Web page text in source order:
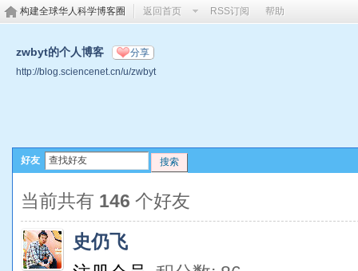
构建全球华人科学博客圈 返回首页 RSS订阅 帮助
zwbyt的个人博客 分享
http://blog.sciencenet.cn/u/zwbyt
好友 搜索
当前共有 146 个好友
史仍飞